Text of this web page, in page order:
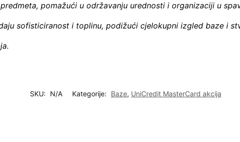
pomažući u održavanju urednosti i organizaciji u
sofisticiranost i toplinu, podižući cjelokupni izgled baze i
SKU: N/A Kategorije: Baze, UniCredit MasterCard akcija